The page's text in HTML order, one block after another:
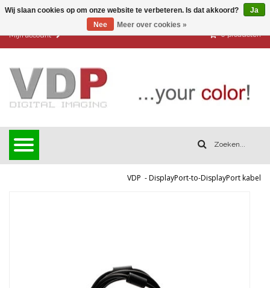
Mijn account 0 producten
VDP -DisplayPort-to-DisplayPort kabel
Wij slaan cookies op om onze website te verbeteren. Is dat akkoord?
Ja
Nee
Meer over cookies »